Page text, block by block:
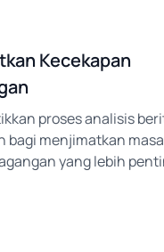
Kecekapan
proses analisis
bagi menjimatkan
yang lebih